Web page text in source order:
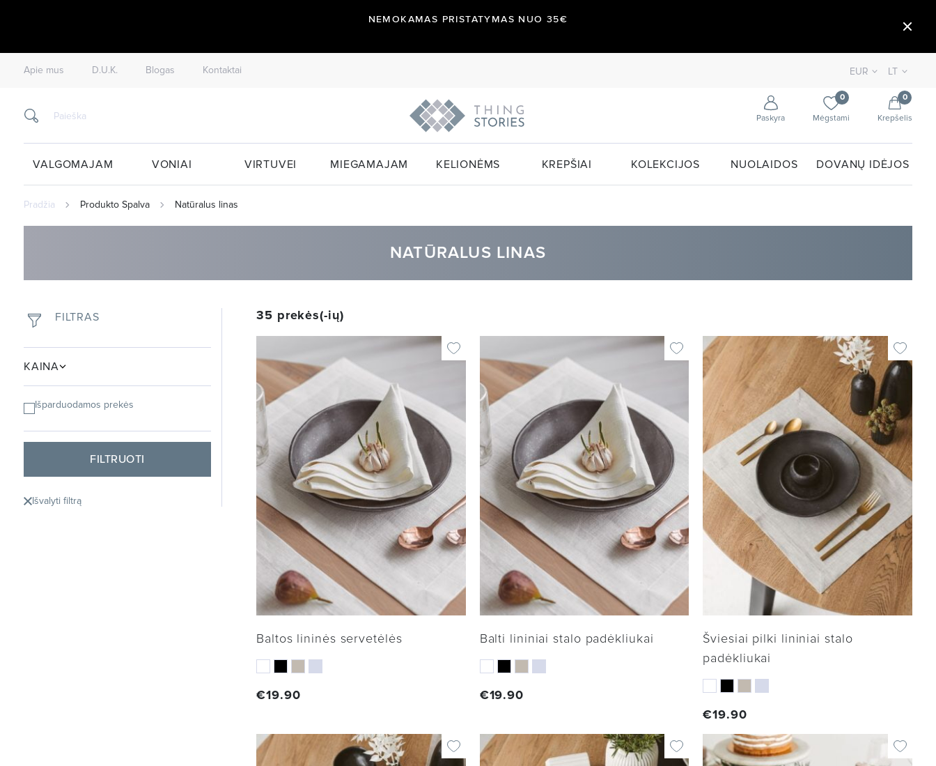
NEMOKAMAS PRISTATYMAS NUO 35€
Apie mus D.U.K. Blogas Kontaktai EUR LT
Paskyra
0
Mėgstami
0
Krepšelis
VALGOMAJAM VONIAI VIRTUVEI MIEGAMAJAM KELIONĖMS KREPŠIAI KOLEKCIJOS NUOLAIDOS DOVANŲ IDĖJOS
Pradžia Produkto Spalva Natūralus linas
NATŪRALUS LINAS
FILTRAS
KAINA
Išparduodamos prekės
FILTRUOTI
Išvalyti filtrą
35 prekės(-ių)
Baltos lininės servetėlės
€19.90
Balti lininiai stalo padėkliukai
€19.90
Šviesiai pilki lininiai stalo
padėkliukai
€19.90